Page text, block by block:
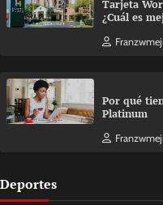
Tarjeta
¿Cuál es
Por qué
Platinum
Deportes